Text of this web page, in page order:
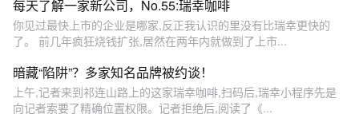
每天了解一家新公司，No.55:瑞幸咖啡
你见过最快上市的企业是哪家,反正我认识的里没有比瑞幸更快的
了。 前几年疯狂烧钱扩张,居然在两年内就做到了上市...
暗藏“陷阱”？多家知名品牌被约谈！
上午,记者来到祁连山路上的这家瑞幸咖啡,扫码后,瑞幸小程序先是
向记者索要了精确位置权限。记者拒绝后,阅读了《...